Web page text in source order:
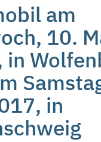
am
10.
in
in